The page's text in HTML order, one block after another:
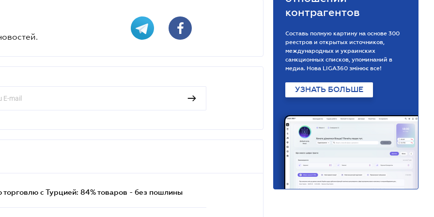
с Турцией: 84% товаров - без пошлины
контрагентов
Составь полную картину на основе 300
реестров и открытых источников,
международных и украинских
санкционных списков, упоминаний в
медиа. Нова LIGA360 змінює все!
УЗНАТЬ БОЛЬШЕ